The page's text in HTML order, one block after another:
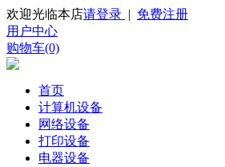
欢迎光临本店请登录 | 免费注册
用户中心
购物车(0)
首页
计算机设备
网络设备
打印设备
电器设备